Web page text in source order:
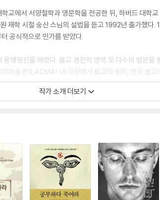
교에서 서양철학과 영문학을 전공한 뒤, 하버드 대학
재학 시절 숭산 스님의 설법을 듣고 1992년 출가했다
공식적으로 인가를 받았다.
맹정진을 해왔다. 불교 경전의 영역 및 다수의 법문을
미술관(LACMA) 내 극장에서 불교의 원리, 한국 불교
계』, 연보로 구성된『최현각 선화전집』(전 11권),『만행-
작가 소개 더보기